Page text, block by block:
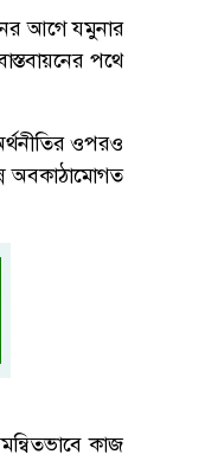
আগে যমুনার
পথে
ওপরও
অবকাঠামোগত
কাজ